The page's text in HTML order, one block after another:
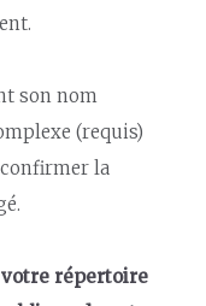
son nom
(requis)
la
votre répertoire